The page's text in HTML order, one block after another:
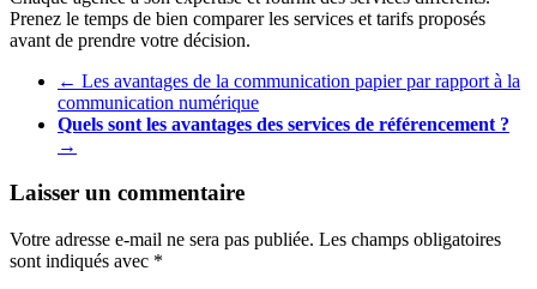
Prenez le temps de bien comparer les services et tarifs proposés
avant de prendre votre décision.
← Les avantages de la communication papier par rapport à la
communication numérique
Quels sont les avantages des services de référencement ?
→
Laisser un commentaire
Votre adresse e-mail ne sera pas publiée. Les champs obligatoires
sont indiqués avec *